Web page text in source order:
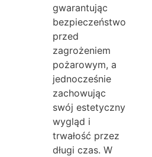
gwarantując
bezpieczeństwo
przed
zagrożeniem
pożarowym, a
jednocześnie
zachowując
swój estetyczny
wygląd i
trwałość przez
długi czas. W